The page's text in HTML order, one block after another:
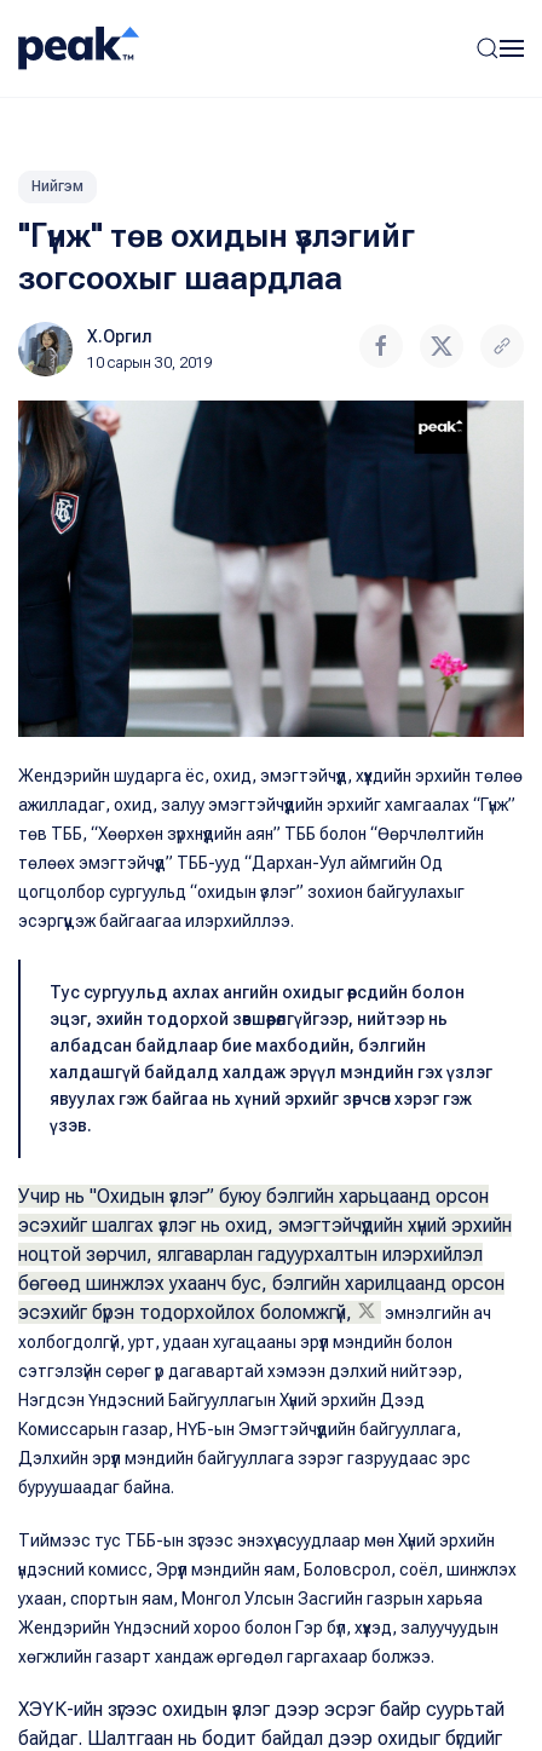
Нийгэм
"Гүнж" төв охидын үзлэгийг
зогсоохыг шаардлаа
Х.Оргил
10 сарын 30, 2019
Жендэрийн шударга ёс, охид, эмэгтэйчүүд, хүүхдийн эрхийн төлөө
ажилладаг, охид, залуу эмэгтэйчүүдийн эрхийг хамгаалах “Гүнж”
төв ТББ, “Хөөрхөн зүрхнүүдийн аян” ТББ болон “Өөрчлөлтийн
төлөөх эмэгтэйчүүд” ТББ-ууд “Дархан-Уул аймгийн Од
цогцолбор сургуульд “охидын үзлэг” зохион байгуулахыг
эсэргүүцэж байгаагаа илэрхийллээ.
Тус сургуульд ахлах ангийн охидыг өөрсдийн болон
эцэг, эхийн тодорхой зөвшөөрөлгүйгээр, нийтээр нь
албадсан байдлаар бие махбодийн, бэлгийн
халдашгүй байдалд халдаж эрүүл мэндийн гэх үзлэг
явуулах гэж байгаа нь хүний эрхийг зөрчсөн хэрэг гэж
үзэв.
Учир нь "Охидын үзлэг” буюу бэлгийн харьцаанд орсон
эсэхийг шалгах үзлэг нь охид, эмэгтэйчүүдийн хүний эрхийн
ноцтой зөрчил, ялгаварлан гадуурхалтын илэрхийлэл
бөгөөд шинжлэх ухаанч бус, бэлгийн харилцаанд орсон
эсэхийг бүрэн тодорхойлох боломжгүй,
эмнэлгийн ач
холбогдолгүй, урт, удаан хугацааны эрүүл мэндийн болон
сэтгэлзүйн сөрөг үр дагавартай хэмээн дэлхий нийтээр,
Нэгдсэн Үндэсний Байгууллагын Хүний эрхийн Дээд
Комиссарын газар, НҮБ-ын Эмэгтэйчүүдийн байгууллага,
Дэлхийн эрүүл мэндийн байгууллага зэрэг газруудаас эрс
буруушаадаг байна.
Тиймээс тус ТББ-ын зүгээс энэхүү асуудлаар мөн Хүний эрхийн
үндэсний комисс, Эрүүл мэндийн яам, Боловсрол, соёл, шинжлэх
ухаан, спортын яам, Монгол Улсын Засгийн газрын харьяа
Жендэрийн Үндэсний хороо болон Гэр бүл, хүүхэд, залуучуудын
хөгжлийн газарт хандаж өргөдөл гаргахаар болжээ.
ХЭҮК-ийн зүгээс охидын үзлэг дээр эсрэг байр суурьтай
байдаг. Шалтгаан нь бодит байдал дээр охидыг бүгдийг